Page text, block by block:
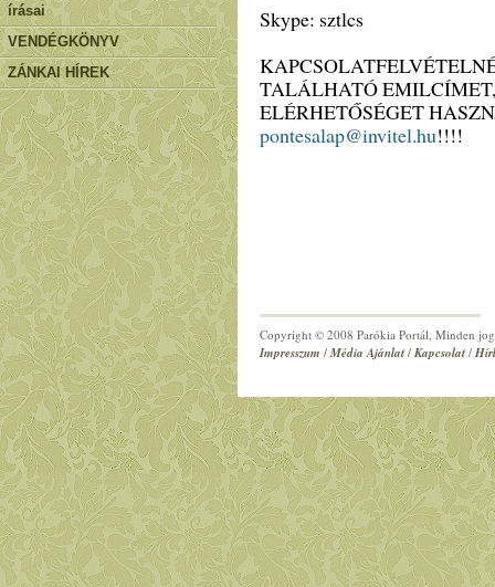
írásai
VENDÉGKÖNYV
ZÁNKAI HÍREK
Skype: sztlcs
TALÁLHATÓ
ELÉRHETŐSÉGET
pontesalap@invitel.hu!!!!
Copyright © 2008 Parókia Portál, Minden
Impresszum / Média Ajánlat / Kapcsolat /